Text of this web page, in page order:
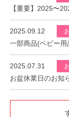
【重要】2025〜
2025.09.12
一部商品(ベビー
2025.07.31
お盆休業日のお知